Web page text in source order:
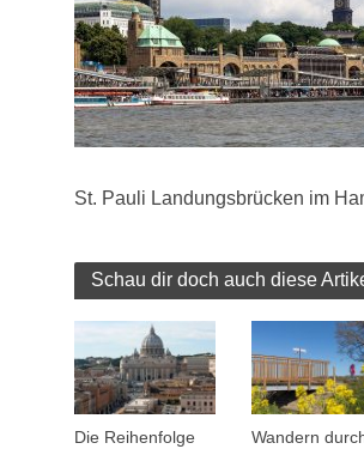
St. Pauli Landungsbrücken im
Schau dir doch auch diese
Die Reihenfolge
Wandern